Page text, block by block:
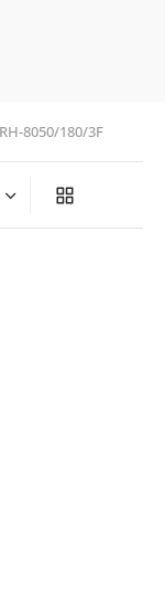
8050/180/3F